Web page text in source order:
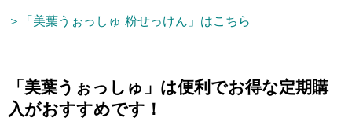
＞「美葉うぉっしゅ 粉せっけん」はこちら
「美葉うぉっしゅ」は便利でお得な定期購
入がおすすめです！